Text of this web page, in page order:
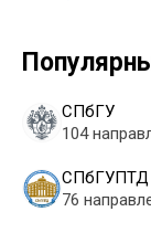
СПбГУ
104
СПбГУПТД
76